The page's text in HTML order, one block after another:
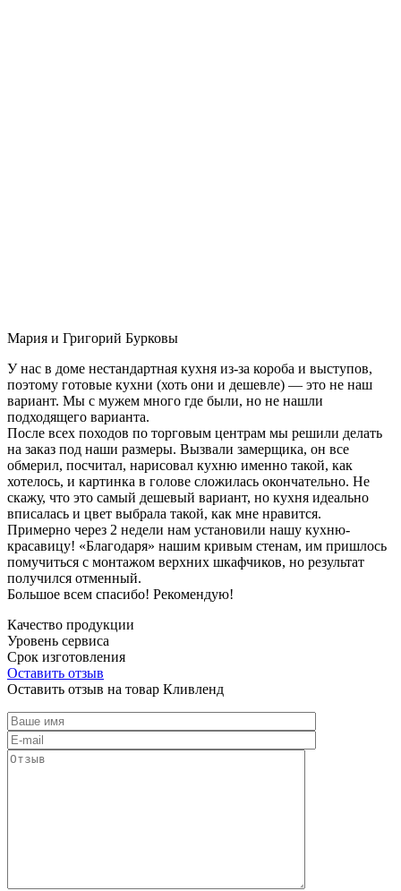
Мария и Григорий Бурковы
У нас в доме нестандартная кухня из-за короба и выступов,
поэтому готовые кухни (хоть они и дешевле) — это не наш
вариант. Мы с мужем много где были, но не нашли
подходящего варианта.
После всех походов по торговым центрам мы решили делать
на заказ под наши размеры. Вызвали замерщика, он все
обмерил, посчитал, нарисовал кухню именно такой, как
хотелось, и картинка в голове сложилась окончательно. Не
скажу, что это самый дешевый вариант, но кухня идеально
вписалась и цвет выбрала такой, как мне нравится.
Примерно через 2 недели нам установили нашу кухню-
красавицу! «Благодаря» нашим кривым стенам, им пришлось
помучиться с монтажом верхних шкафчиков, но результат
получился отменный.
Большое всем спасибо! Рекомендую!
Качество продукции
Уровень сервиса
Срок изготовления
Оставить отзыв
Оставить отзыв на товар Кливленд